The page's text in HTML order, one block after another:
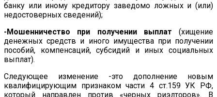
банку или иному кредитору заведомо ложных и (или)
недостоверных сведений);
-Мошенничество при получении выплат (хищение
денежных средств и иного имущества при получении
пособий, компенсаций, субсидий и иных социальных
выплат).
Следующее изменение -это дополнение новым
квалифицирующим признаком части 4 ст.159 УК РФ,
который направлен против «черных риэлторов». В